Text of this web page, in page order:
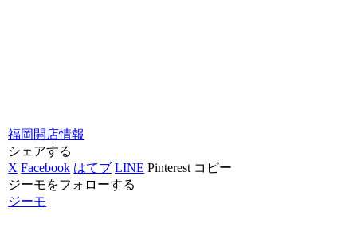
福岡 開店情報
シェアする
X Facebook はてブ LINE Pinterest コピー
ジーモをフォローする
ジーモ